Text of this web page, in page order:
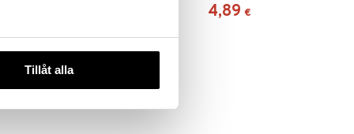
Tillåt alla
4,89 €